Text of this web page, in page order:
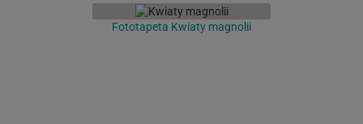
Fototapeta Kwiaty magnolii